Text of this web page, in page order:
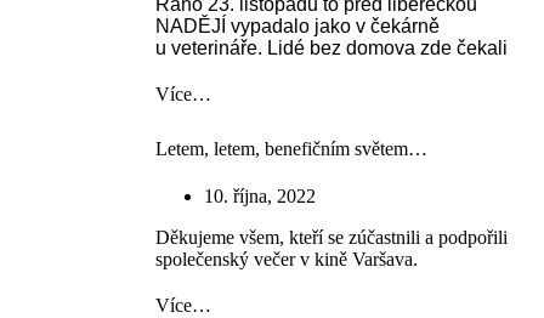
NADĚJÍ vypadalo jako v čekárně
u veterináře. Lidé bez domova zde čekali
Více…
Letem, letem, benefičním světem…
10. října, 2022
Děkujeme všem, kteří se zúčastnili a podpořili
společenský večer v kině Varšava.
Více…